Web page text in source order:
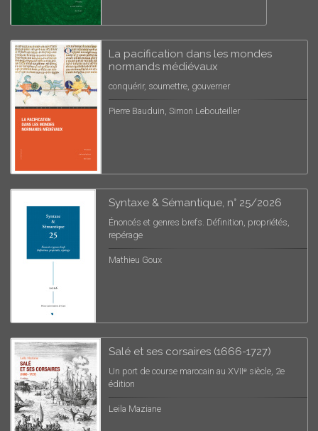
La pacification dans les mondes
normands médiévaux
conquérir, soumettre, gouverner
Pierre Bauduin, Simon Lebouteiller
Syntaxe & Sémantique, n° 25/2026
Énoncés et genres brefs. Définition, propriétés,
repérage
Mathieu Goux
Salé et ses corsaires (1666-1727)
Un port de course marocain au XVIIᵉ siècle, 2e
édition
Leila Maziane